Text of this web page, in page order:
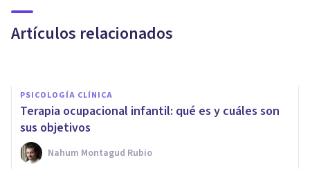
Artículos relacionados
funciona
PSICOLOGÍA CLÍNICA
Terapia ocupacional infantil: qué es y cuáles son
sus objetivos
Nahum Montagud Rubio